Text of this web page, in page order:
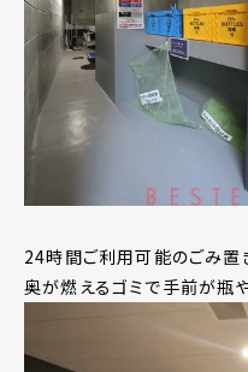
24時間ご利用可能のごみ
奥が燃えるゴミで手前が瓶